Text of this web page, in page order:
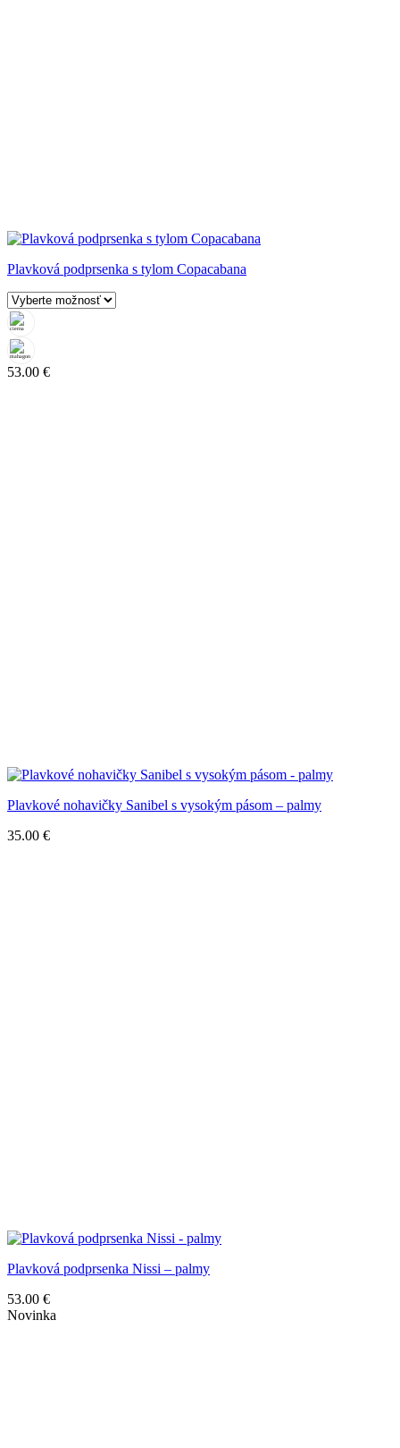
Plavková podprsenka s tylom Copacabana
53.00 €
Plavkové nohavičky Sanibel s vysokým pásom – palmy
35.00 €
Plavková podprsenka Nissi – palmy
53.00 €
Novinka